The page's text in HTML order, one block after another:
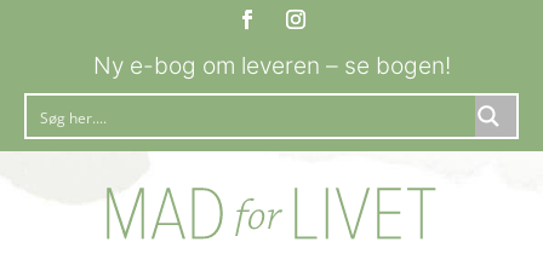
Ny e-bog om leveren – se bogen!